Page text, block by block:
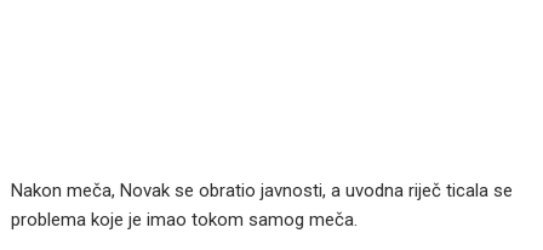
Nakon meča, Novak se obratio javnosti, a uvodna riječ ticala se
problema koje je imao tokom samog meča.